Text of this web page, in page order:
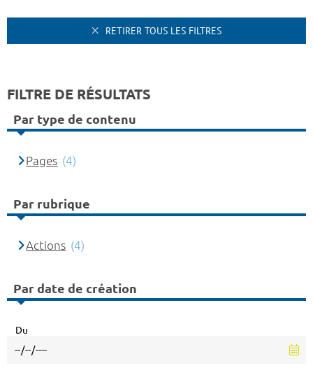
RETIRER TOUS LES FILTRES
FILTRE DE RÉSULTATS
Par type de contenu
Pages (4)
Par rubrique
Actions (4)
Par date de création
Du